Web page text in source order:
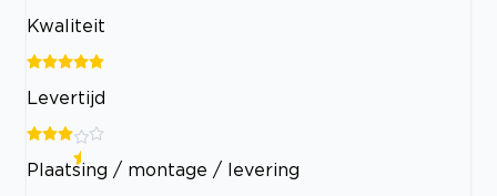
Kwaliteit
Levertijd
Plaatsing / montage / levering